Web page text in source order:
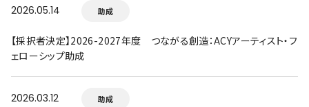
2026.05.14 助成
【採択者決定】2026-2027年度 つながる創造：ACYアーティスト・フ
ェローシップ助成
2026.03.12 助成